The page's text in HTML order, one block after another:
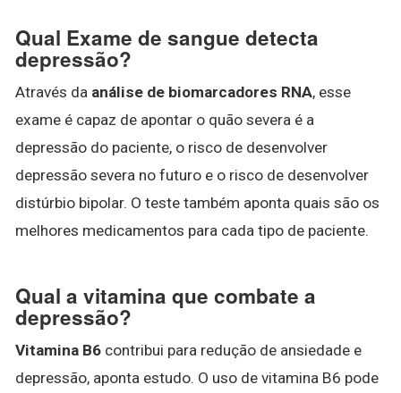
Qual Exame de sangue detecta
depressão?
Através da análise de biomarcadores RNA, esse
exame é capaz de apontar o quão severa é a
depressão do paciente, o risco de desenvolver
depressão severa no futuro e o risco de desenvolver
distúrbio bipolar. O teste também aponta quais são os
melhores medicamentos para cada tipo de paciente.
Qual a vitamina que combate a
depressão?
Vitamina B6 contribui para redução de ansiedade e
depressão, aponta estudo. O uso de vitamina B6 pode